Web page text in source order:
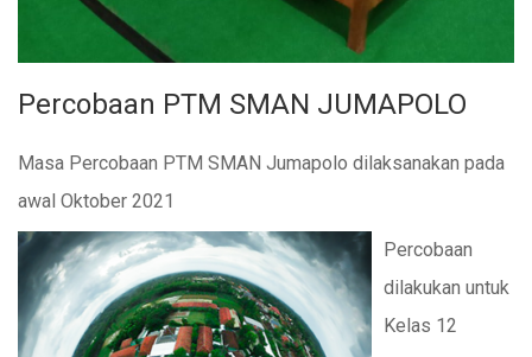
Percobaan PTM SMAN JUMAPOLO
Masa Percobaan PTM SMAN Jumapolo dilaksanakan pada
awal Oktober 2021
Percobaan
dilakukan untuk
Kelas 12